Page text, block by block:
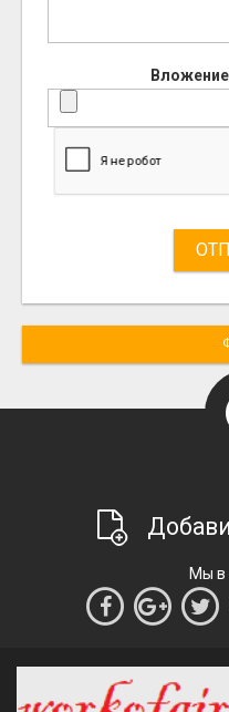
Мы в